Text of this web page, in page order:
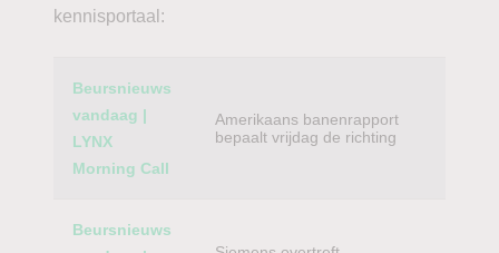
kennisportaal:
Category
Beursnieuws
vandaag |
LYNX
Morning Call
Amerikaans banenrapport
bepaalt vrijdag de richting
Beursnieuws